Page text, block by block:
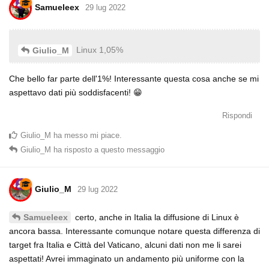
Samueleex 29 lug 2022
Giulio_M Linux 1,05%
Che bello far parte dell'1%! Interessante questa cosa anche se mi
aspettavo dati più soddisfacenti! 😁
Rispondi
Giulio_M ha messo mi piace
Giulio_M ha risposto a questo messaggio
Giulio_M 29 lug 2022
Samueleex
certo, anche in Italia la diffusione di Linux è
ancora bassa. Interessante comunque notare questa differenza di
target fra Italia e Città del Vaticano, alcuni dati non me li sarei
aspettati! Avrei immaginato un andamento più uniforme con la